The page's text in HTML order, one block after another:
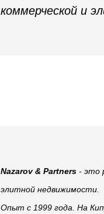
коммерческой и
Nazarov & Partners - это
элитной недвижимости.
Опыт с 1999 года. На